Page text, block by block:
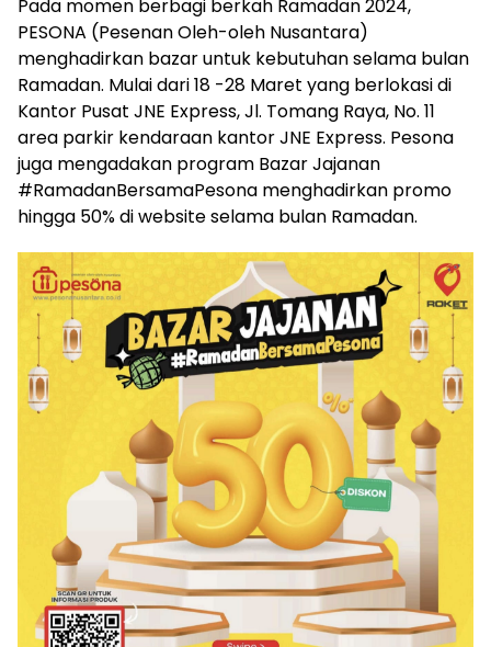
Pada momen berbagi berkah Ramadan 2024,
PESONA (Pesenan Oleh-oleh Nusantara)
menghadirkan bazar untuk kebutuhan selama bulan
Ramadan. Mulai dari 18 -28 Maret yang berlokasi di
Kantor Pusat JNE Express, Jl. Tomang Raya, No. 11
area parkir kendaraan kantor JNE Express. Pesona
juga mengadakan program Bazar Jajanan
#RamadanBersamaPesona menghadirkan promo
hingga 50% di website selama bulan Ramadan.